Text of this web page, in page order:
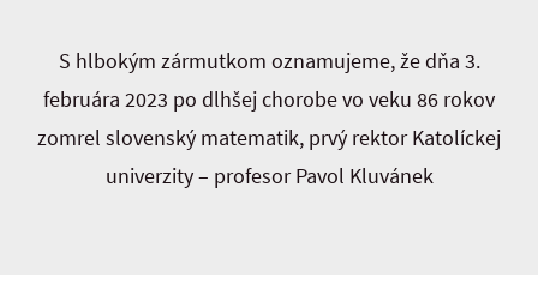
S hlbokým zármutkom oznamujeme, že dňa 3.
februára 2023 po dlhšej chorobe vo veku 86 rokov
zomrel slovenský matematik, prvý rektor Katolíckej
univerzity – profesor Pavol Kluvánek